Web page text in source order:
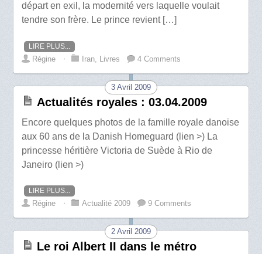
départ en exil, la modernité vers laquelle voulait
tendre son frère. Le prince revient […]
LIRE PLUS...
Régine ⋅ Iran Livres 4 Comments
3 Avril 2009
Actualités royales : 03.04.2009
Encore quelques photos de la famille royale danoise
aux 60 ans de la Danish Homeguard (lien >) La
princesse héritière Victoria de Suède à Rio de
Janeiro (lien >)
LIRE PLUS...
Régine ⋅ Actualité 2009 9 Comments
2 Avril 2009
Le roi Albert II dans le métro